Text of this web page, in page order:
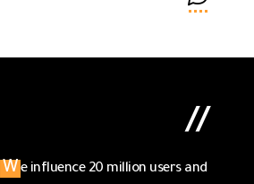
//
We influence 20 million users and